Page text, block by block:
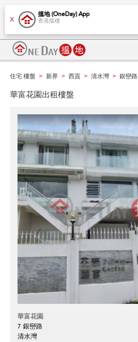
X
搵地 (OneDay) App
香港搵樓
住宅 樓盤 > 新界 > 西貢 > 清水灣 > 銀巒路
華富花園出租樓盤
華富花園
7 銀巒路
清水灣